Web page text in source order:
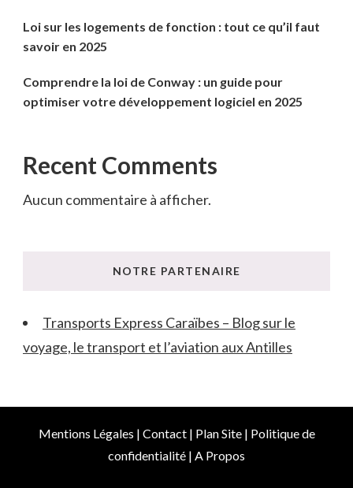
Loi sur les logements de fonction : tout ce qu’il faut
savoir en 2025
Comprendre la loi de Conway : un guide pour
optimiser votre développement logiciel en 2025
Recent Comments
Aucun commentaire à afficher.
NOTRE PARTENAIRE
Transports Express Caraïbes – Blog sur le
voyage, le transport et l’aviation aux Antilles
Mentions Légales | Contact| Plan Site| Politique de
confidentialité | A Propos